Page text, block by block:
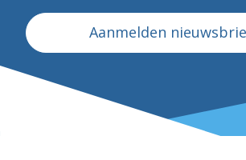
Aanmelden